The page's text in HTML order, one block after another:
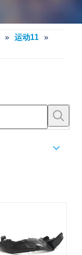
» 运动11 »